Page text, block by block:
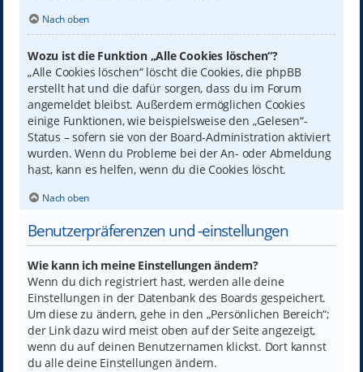
Nach oben
Wozu ist die Funktion „Alle Cookies löschen“?
„Alle Cookies löschen“ löscht die Cookies, die phpBB
erstellt hat und die dafür sorgen, dass du im Forum
angemeldet bleibst. Außerdem ermöglichen Cookies
einige Funktionen, wie beispielsweise den „Gelesen“-
Status – sofern sie von der Board-Administration aktiviert
wurden. Wenn du Probleme bei der An- oder Abmeldung
hast, kann es helfen, wenn du die Cookies löscht.
Nach oben
Benutzerpräferenzen und -einstellungen
Wie kann ich meine Einstellungen ändern?
Wenn du dich registriert hast, werden alle deine
Einstellungen in der Datenbank des Boards gespeichert.
Um diese zu ändern, gehe in den „Persönlichen Bereich“;
der Link dazu wird meist oben auf der Seite angezeigt,
wenn du auf deinen Benutzernamen klickst. Dort kannst
du alle deine Einstellungen ändern.